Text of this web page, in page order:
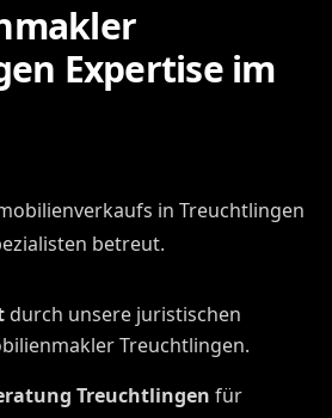
Expertise im
in Treuchtlingen
betreut.
durch unsere juristischen
Treuchtlingen.
Treuchtlingen für